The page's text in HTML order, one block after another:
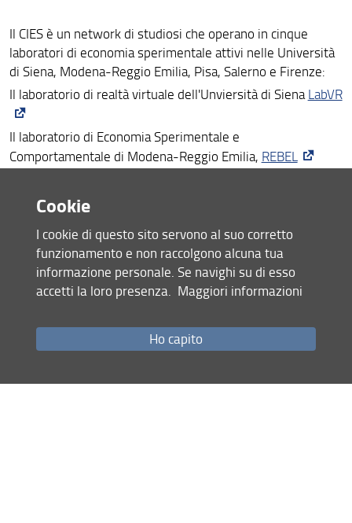
Il CIES è un network di studiosi che operano in cinque
laboratori di economia sperimentale attivi nelle Università
di Siena, Modena-Reggio Emilia, Pisa, Salerno e Firenze:
Il laboratorio di realtà virtuale dell'Unviersità di SienaLabVR
Il laboratorio di Economia Sperimentale e
Comportamentale di Modena-Reggio Emilia, REBEL
Pisa,LES
Salerno,EELabS
Il laboratorio di Economia Sperimentale e
Comportamentale dell'Università di Firenze,BEELAB+
RSS feed
Cookie
I cookie di questo sito servono al suo corretto
funzionamento e non raccolgono alcuna tua
informazione personale. Se navighi su di esso
accetti la loro presenza. Maggiori informazioni
Ho capito